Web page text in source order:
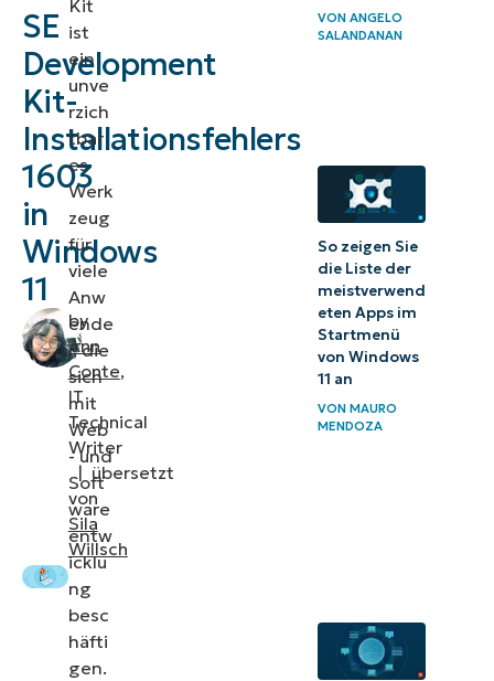
SE
Development
Kit-
Installationsfehlers
1603
in
Windows
11
by
Ann
Conte,
IT
Technical
Writer
| übersetzt
von
Sila
Willsch
1603
Ursachen
Fehler
Java-
Installation?
Kit
ist
ein
unve
rzich
tbar
es
Werk
zeug
für
viele
Anw
ende
r, die
sich
mit
Web
- und
Soft
ware
entw
icklu
ng
besc
häfti
gen.
VON ANGELO
SALANDANAN
So zeigen Sie
die Liste der
meistverwend
eten Apps im
Startmenü
von Windows
11 an
VON MAURO
MENDOZA